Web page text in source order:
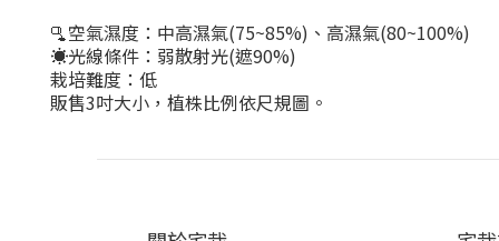
🫗空氣濕度：中高濕氣(75~85%)、高濕氣(80~100%)
☀️光線條件：弱散射光(遮90%)
栽培難度：低
販售3吋大小，植株比例依尺規圖。